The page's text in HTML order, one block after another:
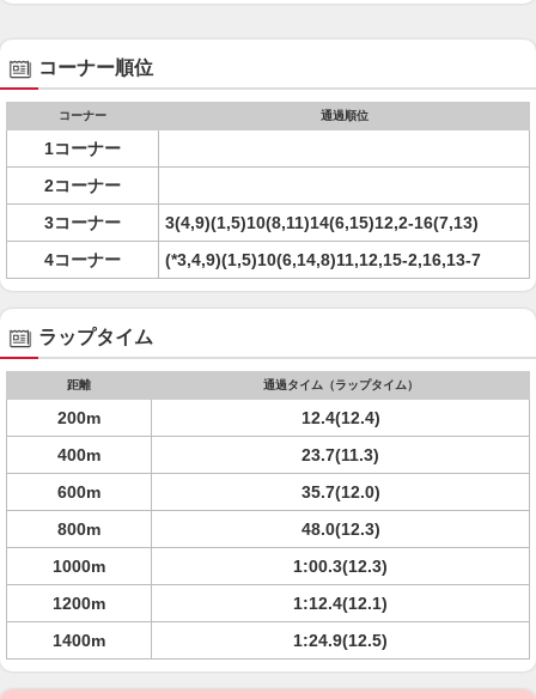
コーナー順位
コーナー 通過順位
1コーナー
2コーナー
3コーナー
3(4,9)(1,5)10(8,11)14(6,15)12,2-16(7,13)
4コーナー
(*3,4,9)(1,5)10(6,14,8)11,12,15-2,16,13-7
ラップタイム
距離 通過タイム（ラップタイム）
200m
12.4(12.4)
400m
23.7(11.3)
600m
35.7(12.0)
800m
48.0(12.3)
1000m
1:00.3(12.3)
1200m
1:12.4(12.1)
1400m
1:24.9(12.5)